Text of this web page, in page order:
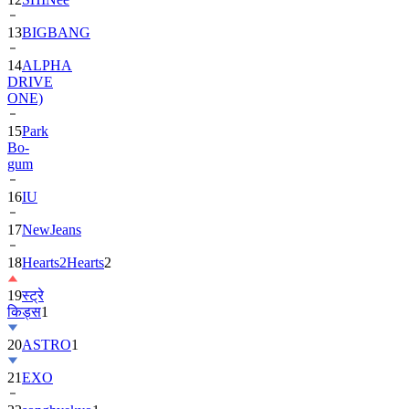
13BIGBANG
14ALPHA
DRIVE
ONE)
15Park
Bo-
gum
16IU
17NewJeans
18Hearts2Hearts2
19स्ट्रे
किड्स1
20ASTRO1
21EXO